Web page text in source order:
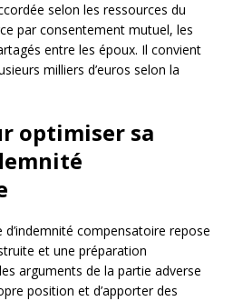
selon les ressources du
par consentement mutuel, les
entre les époux. Il convient
milliers d’euros selon la
optimiser sa
d’indemnité compensatoire repose
et une préparation
arguments de la partie adverse
position et d’apporter des